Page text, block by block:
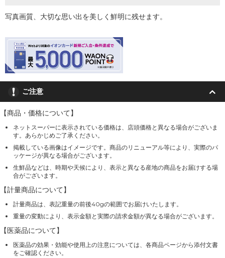
写真画質、大切な思い出を美しく鮮明に残せます。
ご注意
【商品・価格について】
ネットスーパーに表示されている価格は、店頭価格と異なる場合がございま
す。あらかじめご了承ください。
掲載している画像はイメージです。商品のリニューアル等により、実際のパ
ッケージが異なる場合がございます。
生鮮品などは、時期や天候により、表示と異なる産地の商品をお届けする場
合がございます。
【計量商品について】
計量商品は、表記重量の前後40gの範囲でお届けいたします。
重量の変動により、表示金額と実際の請求金額が異なる場合がございます。
【医薬品について】
医薬品の効果・効能や使用上の注意については、各商品ページから添付文書
をご確認ください。